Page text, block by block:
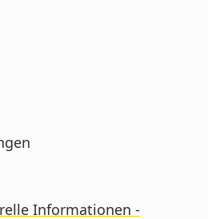
Informationen -